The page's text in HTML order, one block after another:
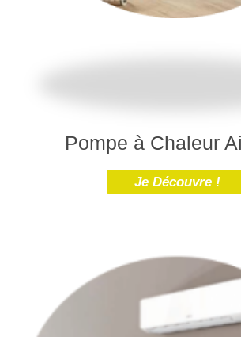
Pompe à Chaleur
Je Découvre !